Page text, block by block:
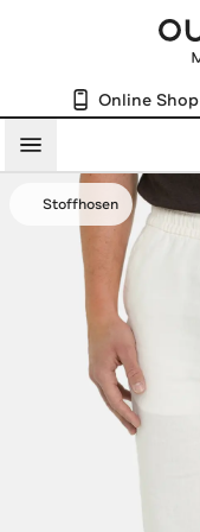
Online Shop
Menü
Stoffhosen